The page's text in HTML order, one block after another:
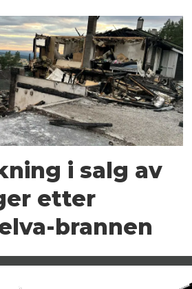
i salg av
etter
brannen